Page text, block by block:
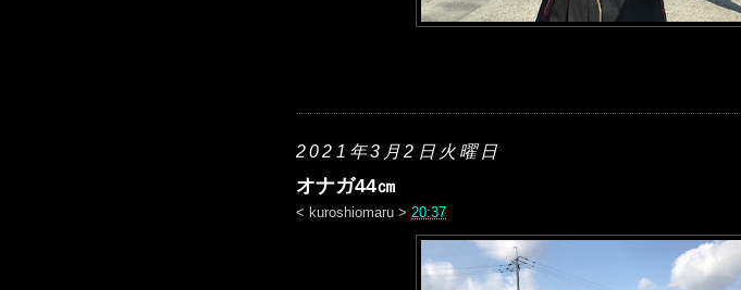
2021年3月2日火曜日
オナガ44㎝
< kuroshiomaru > 20:37